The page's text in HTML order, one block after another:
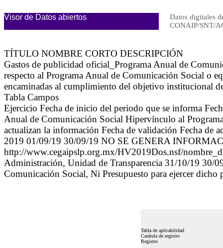
Visor de Datos abiertos
Datos digitales
CONAIP/SNT/
TÍTULO NOMBRE CORTO DESCRIPCIÓN
Gastos de publicidad oficial_Programa Anual de
respecto al Programa Anual de Comunicación Social o
encaminadas al cumplimiento del objetivo institucional
Tabla Campos
Ejercicio Fecha de inicio del periodo que se informa
Anual de Comunicación Social Hipervínculo al
actualizan la información Fecha de validación Fecha de
2019 01/09/19 30/09/19 NO SE GENERA
http://www.cegaipslp.org.mx/HV2019Dos.nsf/
Administración, Unidad de Transparencia 31/10/19 30/
Comunicación Social, Ni Presupuesto para ejercer dicho
Tabla de aplicabilidad
Carátula de registro
Registro